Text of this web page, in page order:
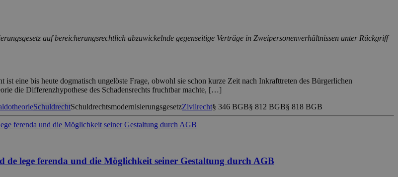
auf bereicherungsrechtlich abzuwickelnde gegenseitige Verträge in Zweipersonenverhältnissen unter Rückgriff
eine bis heute dogmatisch ungelöste Frage, obwohl sie schon kurze Zeit nach Inkrafttreten des Bürgerlichen
die Differenzhypothese des Schadensrechts fruchtbar machte, […]
SchuldrechtSchuldrechtsmodernisierungsgesetzZivilrecht§ 346 BGB§ 812 BGB§ 818 BGB
lege ferenda und die Möglichkeit seiner Gestaltung durch AGB